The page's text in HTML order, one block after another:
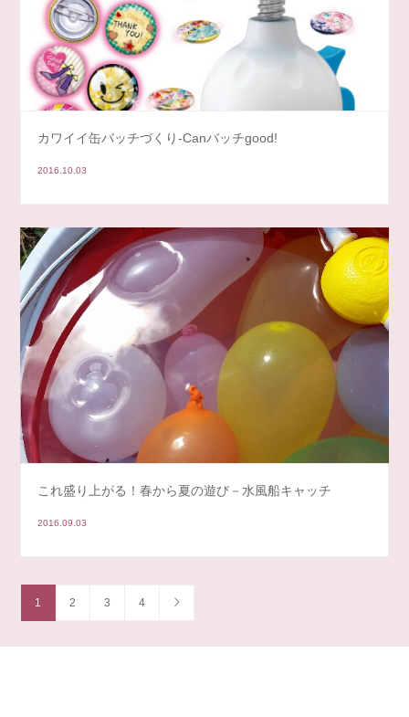
カワイイ缶バッチづくり-Canバッチgood!
2016.10.03
これ盛り上がる！春から夏の遊び－水風船キャッチ
2016.09.03
1 2 3 4